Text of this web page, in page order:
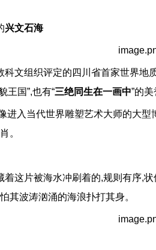
兴文石海
科文组织评定的四川省首家世界
王国”,也有“三绝同生在一画中”的
进入当代世界雕塑艺术大师的大
。
着这片被海水冲刷着的,规则有序,
其波涛汹涌的海浪扑打其身。